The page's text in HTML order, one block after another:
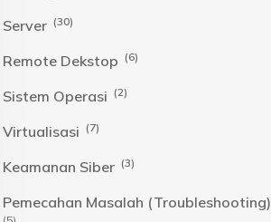
Server (30)
Remote Dekstop (6)
Sistem Operasi (2)
Virtualisasi (7)
Keamanan Siber (3)
Pemecahan Masalah (Troubleshooting)